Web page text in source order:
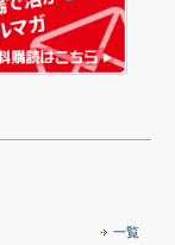
一覧